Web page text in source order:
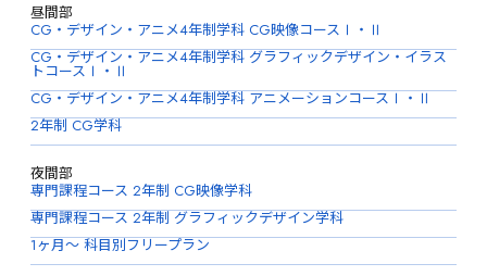
昼間部
CG・デザイン・アニメ4年制学科 CG映像コースⅠ・Ⅱ
CG・デザイン・アニメ4年制学科 グラフィックデザイン・イラス
トコースⅠ・Ⅱ
CG・デザイン・アニメ4年制学科 アニメーションコースⅠ・Ⅱ
2年制 CG学科
夜間部
専門課程コース 2年制 CG映像学科
専門課程コース 2年制 グラフィックデザイン学科
1ヶ月〜 科目別フリープラン